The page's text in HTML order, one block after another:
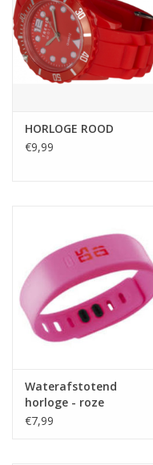
Horloge
Tafelen
Kalenders
Koken
Weckpotten
Mepal
HORLOGE ROOD
€9,99
Waterafstotend
horloge - roze
€7,99